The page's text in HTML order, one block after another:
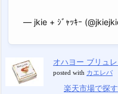
— jkie + ｼﾞｬｯｷｰ
オハヨー ブリュ
posted with カエレバ
楽天市場で探す